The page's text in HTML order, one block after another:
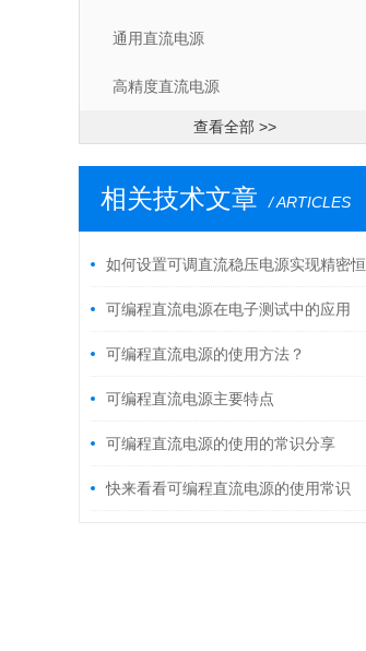
通用直流电源
高精度直流电源
查看全部 >>
相关技术文章 / ARTICLES
如何设置可调直流稳压电源实现精密恒
流输出
可编程直流电源在电子测试中的应用
可编程直流电源的使用方法？
可编程直流电源主要特点
可编程直流电源的使用的常识分享
快来看看可编程直流电源的使用常识